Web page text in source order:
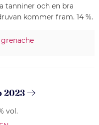
tanniner och en bra
kommer fram. 14 %.
grenache
2023
vol.